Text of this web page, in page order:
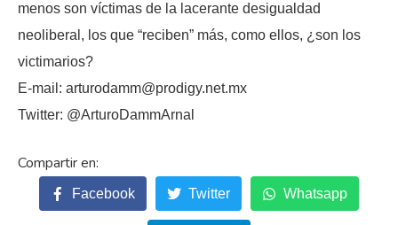
menos son víctimas de la lacerante desigualdad
neoliberal, los que “reciben” más, como ellos, ¿son los
victimarios?
E-mail: arturodamm@prodigy.net.mx
Twitter: @ArturoDammArnal
Facebook Twitter Whatsapp